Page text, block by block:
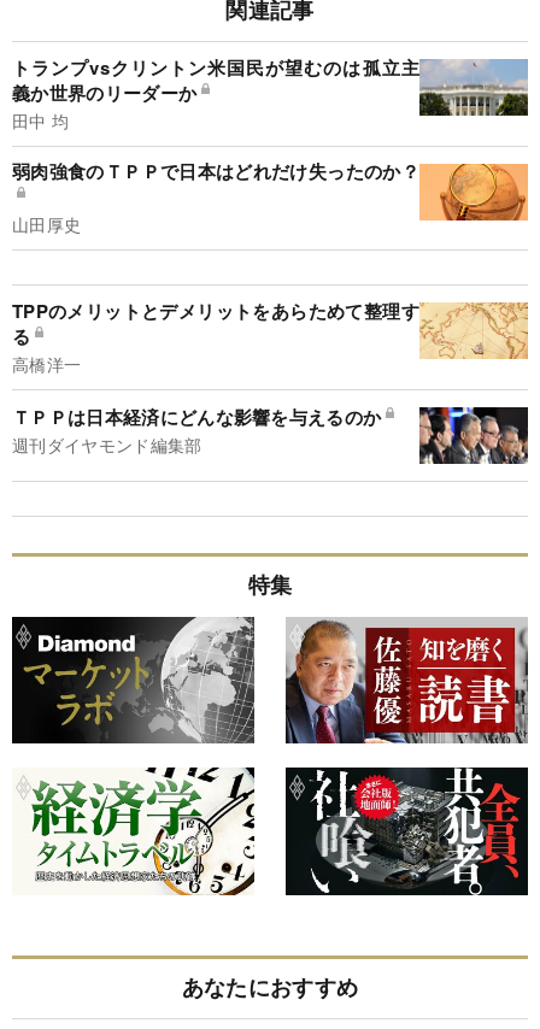
関連記事
トランプvsクリントン米国民が望むのは孤立主
義か世界のリーダーか
田中 均
弱肉強食のＴＰＰで日本はどれだけ失ったのか？
山田厚史
TPPのメリットとデメリットをあらためて整理す
る
高橋洋一
ＴＰＰは日本経済にどんな影響を与えるのか
週刊ダイヤモンド編集部
特集
あなたにおすすめ